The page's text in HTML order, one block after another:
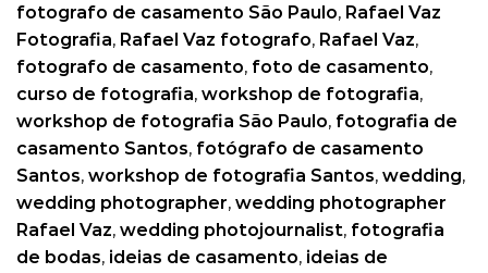
fotografo de casamento São Paulo, Rafael Vaz
Fotografia, Rafael Vaz fotografo, Rafael Vaz,
fotografo de casamento, foto de casamento,
curso de fotografia, workshop de fotografia,
workshop de fotografia São Paulo, fotografia de
casamento Santos, fotógrafo de casamento
Santos, workshop de fotografia Santos, wedding,
wedding photographer, wedding photographer
Rafael Vaz, wedding photojournalist, fotografia
de bodas, ideias de casamento, ideias de